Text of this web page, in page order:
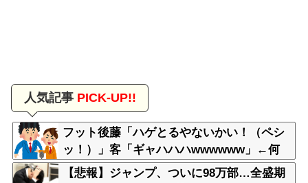
人気記事PICK-UP!!
フット後藤「ハゲとるやないかい！（ペシ
ッ！）」客「ギャハハハwwwwww」←何
が面白いの？
【悲報】ジャンプ、ついに98万部…全盛期